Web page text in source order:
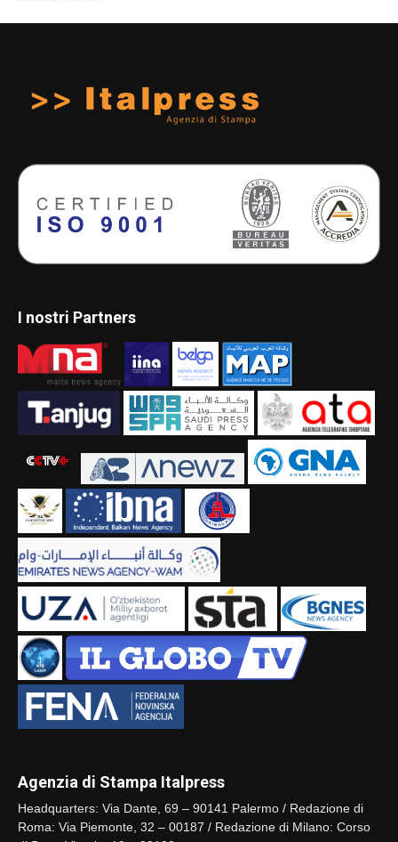
I nostri Partners
Agenzia di Stampa Italpress
Headquarters: Via Dante, 69 – 90141 Palermo / Redazione di
Roma: Via Piemonte, 32 – 00187 / Redazione di Milano: Corso